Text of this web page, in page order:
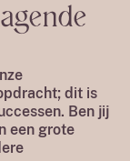
dit is
Ben jij
een grote